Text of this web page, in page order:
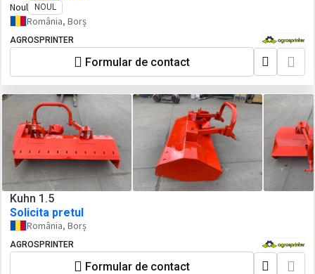
Noul NOUL
România, Borș
AGROSPRINTER
Formular de contact
Kuhn 1.5
Solicita pretul
România, Borș
AGROSPRINTER
Formular de contact